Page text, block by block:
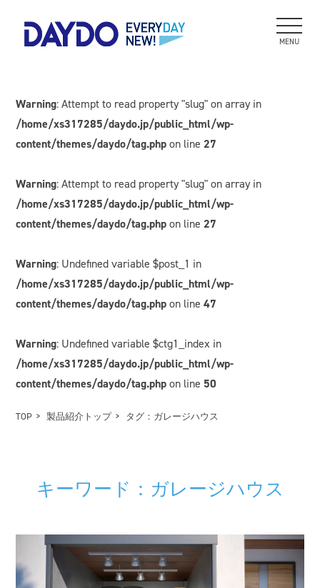
Warning: Attempt to read property "slug" on array in
/home/xs317285/daydo.jp/public_html/wp-
content/themes/daydo/tag.phpon line27
Warning: Attempt to read property "slug" on array in
/home/xs317285/daydo.jp/public_html/wp-
content/themes/daydo/tag.phpon line27
Warning: Undefined variable $post_1 in
/home/xs317285/daydo.jp/public_html/wp-
content/themes/daydo/tag.phpon line47
Warning: Undefined variable $ctg1_index in
/home/xs317285/daydo.jp/public_html/wp-
content/themes/daydo/tag.phpon line 50
TOP 製品紹介トップ タグ：ガレージハウス
キーワード：ガレージハウス
MENU